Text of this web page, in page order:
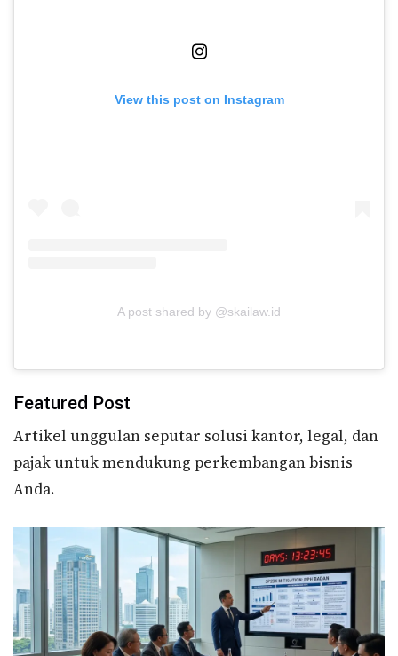
View this post on Instagram
A post shared by @skailaw.id
Featured Post
Artikel unggulan seputar solusi kantor, legal, dan
pajak untuk mendukung perkembangan bisnis
Anda.